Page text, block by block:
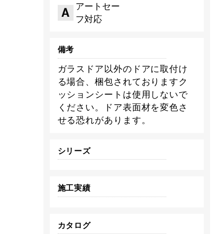
アートセー
フ対応
備考
ガラスドア以外のドアに取付け
る場合、梱包されておりますク
ッションシートは使用しないで
ください。ドア表面材を変色さ
せる恐れがあります。
シリーズ
施工実績
カタログ